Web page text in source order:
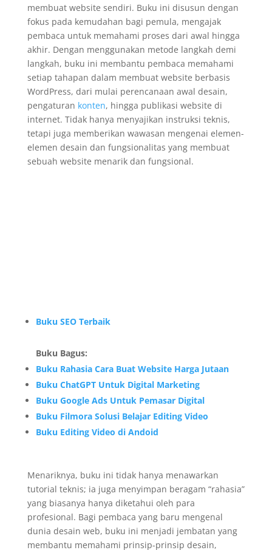
membuat website sendiri. Buku ini disusun dengan
fokus pada kemudahan bagi pemula, mengajak
pembaca untuk memahami proses dari awal hingga
akhir. Dengan menggunakan metode langkah demi
langkah, buku ini membantu pembaca memahami
setiap tahapan dalam membuat website berbasis
WordPress, dari mulai perencanaan awal desain,
pengaturan konten, hingga publikasi website di
internet. Tidak hanya menyajikan instruksi teknis,
tetapi juga memberikan wawasan mengenai elemen-
elemen desain dan fungsionalitas yang membuat
sebuah website menarik dan fungsional.
Buku SEO Terbaik
Buku Bagus:
Buku Rahasia Cara Buat Website Harga Jutaan
Buku ChatGPT Untuk Digital Marketing
Buku Google Ads Untuk Pemasar Digital
Buku Filmora Solusi Belajar Editing Video
Buku Editing Video di Andoid
Menariknya, buku ini tidak hanya menawarkan
tutorial teknis; ia juga menyimpan beragam “rahasia”
yang biasanya hanya diketahui oleh para
profesional. Bagi pembaca yang baru mengenal
dunia desain web, buku ini menjadi jembatan yang
membantu memahami prinsip-prinsip desain,